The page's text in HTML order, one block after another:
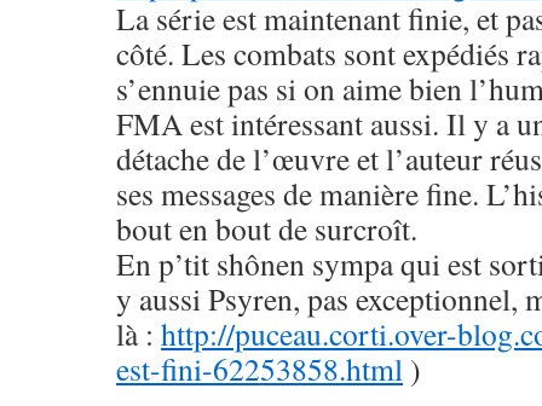
La série est maintenant finie, et
côté. Les combats sont expédiés
s’ennuie pas si on aime bien
FMA est intéressant aussi. Il y a
détache de l’œuvre et l’auteur
ses messages de manière fine.
bout en bout de surcroît.
En p’tit shônen sympa qui est
y aussi Psyren, pas exceptionnel,
là : http://puceau.corti.over-
est-fini-62253858.html )